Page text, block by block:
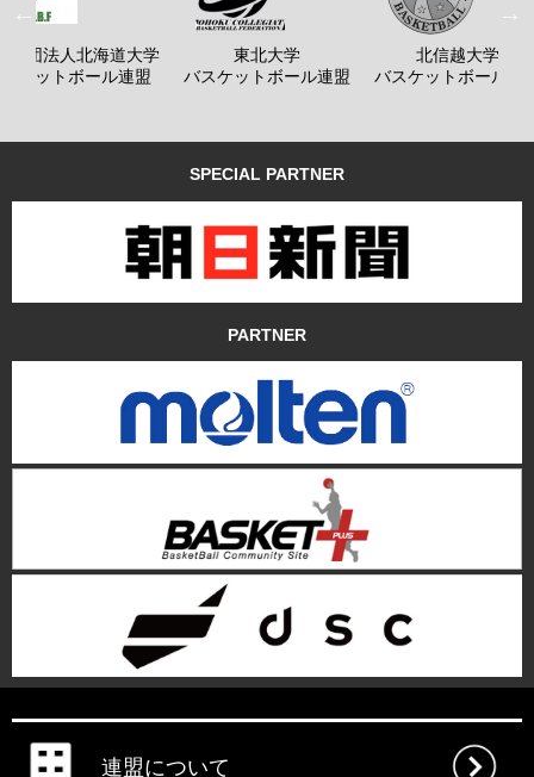
社団法人北海道大学
ケットボール連盟
東北大学
バスケットボール連盟
北信越大学
バスケットボール連
SPECIAL PARTNER
PARTNER
連盟について